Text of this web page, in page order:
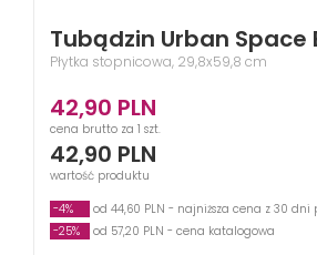
Tubądzin Urban Space
Płytka stopnicowa, 29,8x59,8 cm
42,90 PLN
cena brutto za 1 szt.
42,90 PLN
wartość produktu
-4%
od 44,60 PLN - najniższa cena z 30 dni
-25%
od 57,20 PLN - cena katalogowa